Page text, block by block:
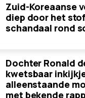
Zuid-Koreaanse
diep door het
schandaal rond
Dochter Ronald
kwetsbaar
alleenstaande
met bekende